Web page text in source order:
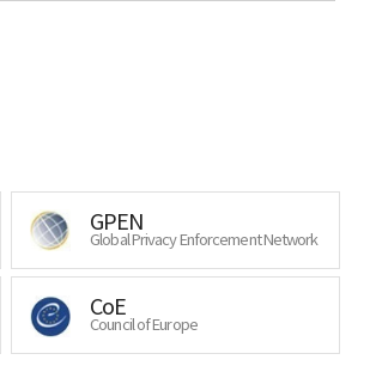
GPEN
Global Privacy Enforcement Network
CoE
Council of Europe